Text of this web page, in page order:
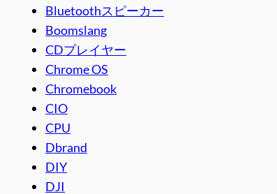
Bluetoothスピーカー
Boomslang
CDプレイヤー
Chrome OS
Chromebook
CIO
CPU
Dbrand
DIY
DJI